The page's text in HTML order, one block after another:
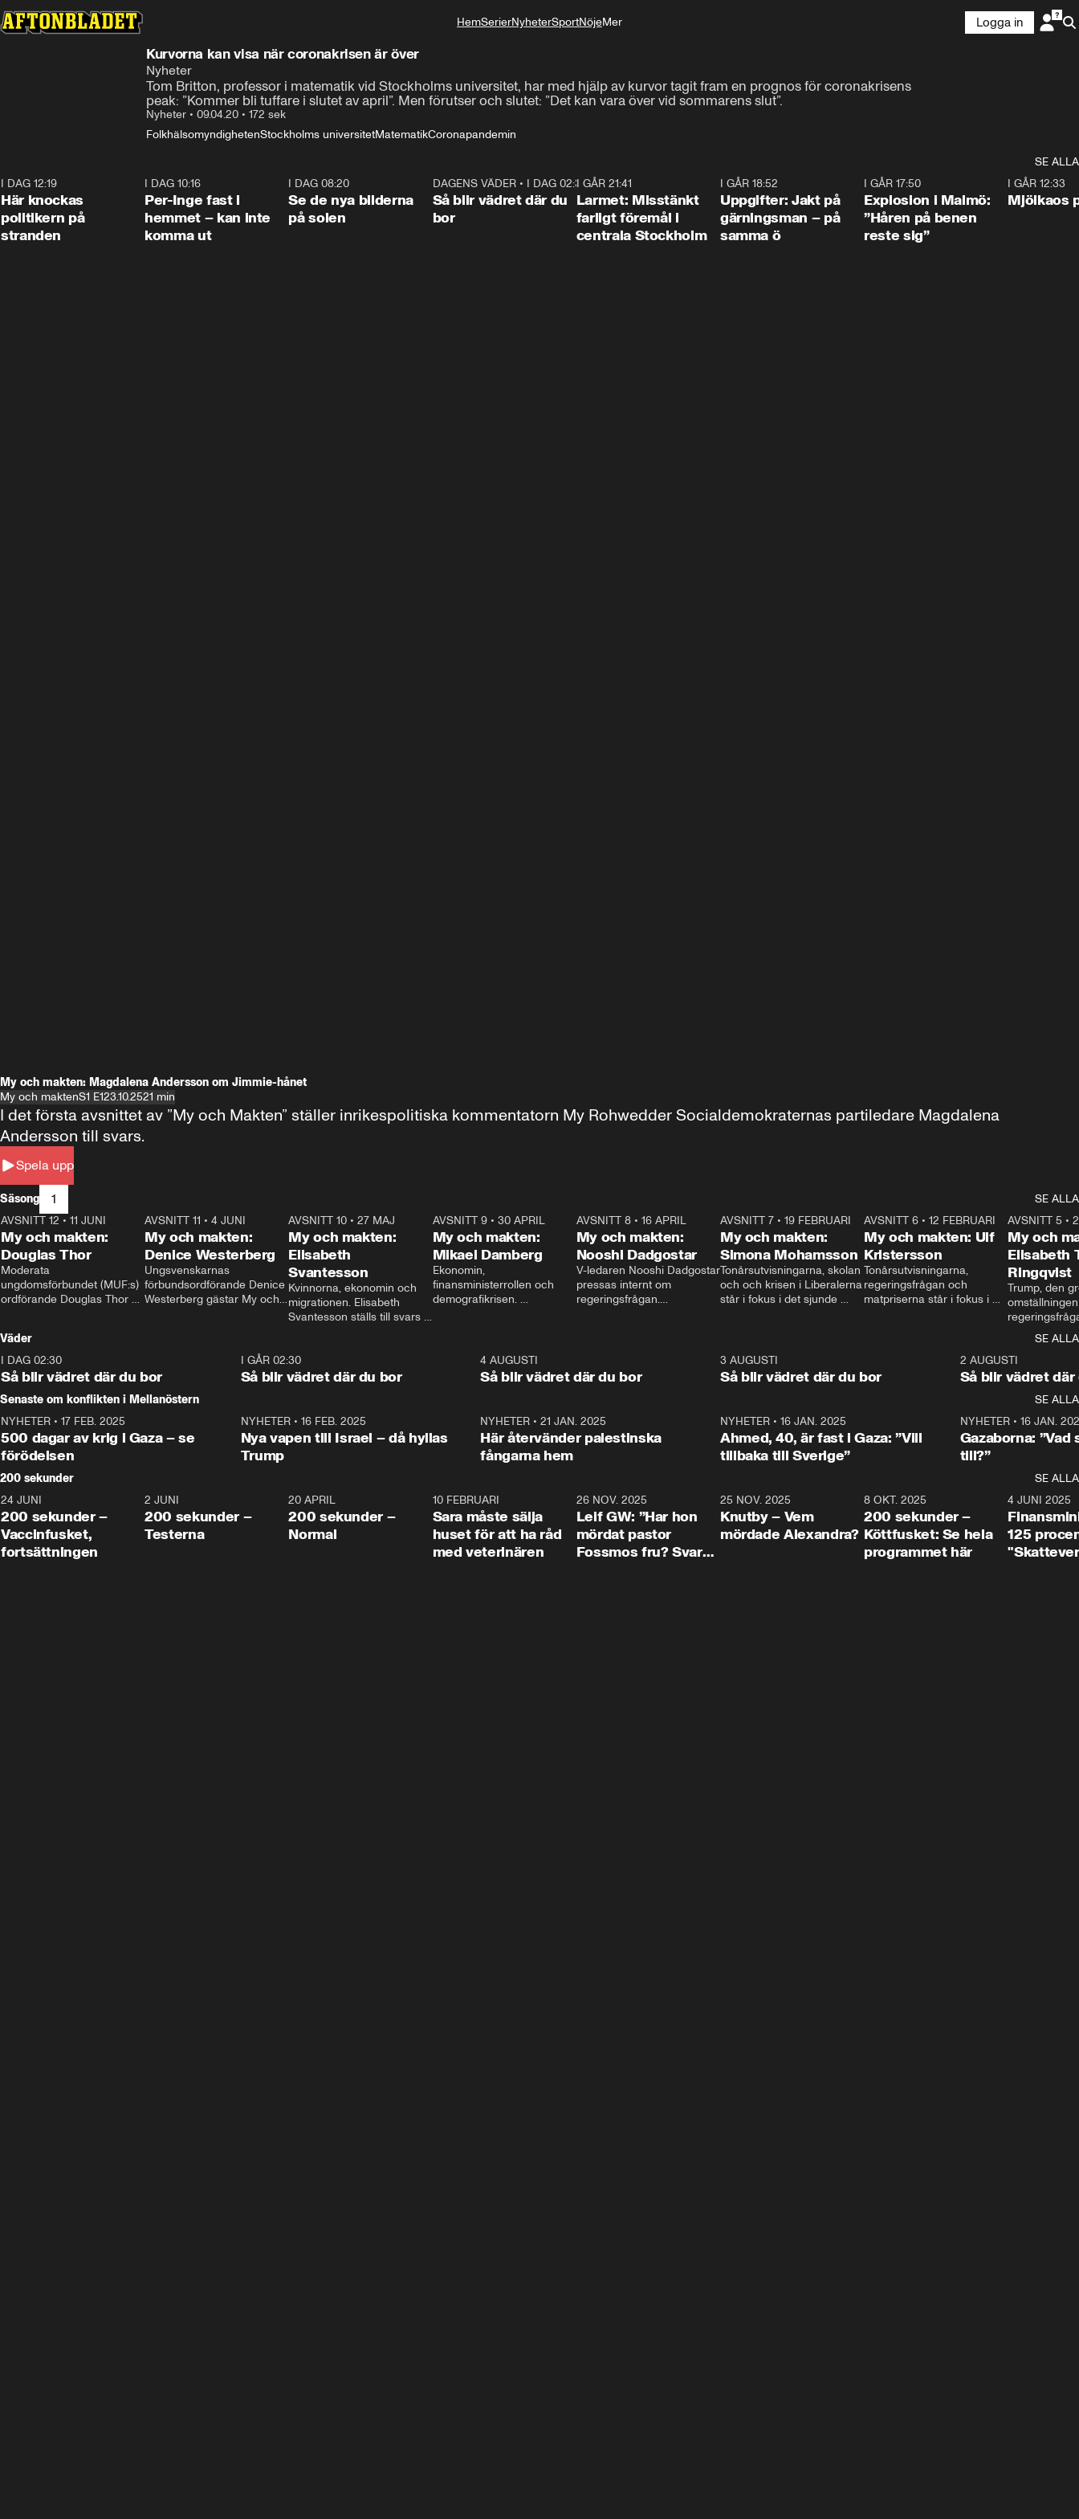
HemSerierNyheterSportNöjeMer
Logga in
Kurvorna kan visa när coronakrisen är över
Nyheter
Tom Britton, professor i matematik vid Stockholms universitet, har med hjälp av kurvor tagit fram en prognos för coronakrisens
peak: ”Kommer bli tuffare i slutet av april”. Men förutser och slutet: ”Det kan vara över vid sommarens slut”.
Nyheter • 09.04.20 • 172 sek
FolkhälsomyndighetenStockholms universitetMatematikCoronapandemin
SE ALLA
I DAG 12:19
Här knockas
politikern på
stranden
I DAG 10:16
Per-Inge fast i
hemmet – kan inte
komma ut
I DAG 08:20
Se de nya bilderna
på solen
1:06
DAGENS VÄDER• I DAG 02:30
Så blir vädret där du
bor
I GÅR 21:41
Larmet: Misstänkt
farligt föremål i
centrala Stockholm
I GÅR 18:52
Uppgifter: Jakt på
gärningsman – på
samma ö
I GÅR 17:50
Explosion i Malmö:
”Håren på benen
reste sig”
I GÅR 12:33
Mjölkaos
My och makten: Magdalena Andersson om Jimmie-hånet
My och maktenS1 E123.10.2521 min
Spela upp
I det första avsnittet av ”My och Makten” ställer inrikespolitiska kommentatorn My Rohwedder Socialdemokraternas partiledare Magdalena
Andersson till svars.
Säsong 1
SE ALLA
26:27
AVSNITT 12 • 11 JUNI
My och makten:
Douglas Thor
Moderata
ungdomsförbundet (MUF:s)
ordförande Douglas Thor
tonårsutvisningarna och hur
Moderaterna ska locka
väljare till valet i höst.
23:40
AVSNITT 11 •4 JUNI
My och makten:
Denice Westerberg
Ungsvenskarnas
förbundsordförande Denice
Westerberg gästar My och
AVSNITT 10 •27 MAJ
My och makten:
Elisabeth
Svantesson
Kvinnorna, ekonomin och
migrationen. Elisabeth
Svantesson ställs till svars
AVSNITT 9• 30 APRIL
My och makten:
Mikael Damberg
Ekonomin,
finansministerrollen och
demografikrisen.
och Makten.
AVSNITT 8• 16 APRIL
My och makten:
Nooshi Dadgostar
V-ledaren Nooshi Dadgostar
pressas internt om
regeringsfrågan.
– Vi ställer upp i val. Ska vi
vara med så sitter vi förstås
24:30
AVSNITT 7• 19 FEBRUARI
My och makten:
Simona Mohamsson
Tonårsutvisningarna, skolan
och och krisen i Liberalerna
står i fokus i det sjunde
kommentator My
Rohwedder ställer
utbildnings- och
Mohamsson till svars.
27:30
AVSNITT 6 •12 FEBRUARI
My och makten: Ulf
Kristersson
Tonårsutvisningarna,
regeringsfrågan och
matpriserna står i fokus i
Rohwedder ställer
statsminister Ulf Kristersson
AVSNITT 5 •
My och
Elisabeth
Ringqvist
Trump, den
centrum i
avsnittet av
Makten”. Se
Aftonbladets
Rohwedder
Thand Ring
Väder
SE ALLA
I DAG 02:30
Så blir vädret där du bor
1:06
I GÅR 02:30
Så blir vädret där du bor
4 AUGUSTI
Så blir vädret där du bor
3 AUGUSTI
Så blir vädret där du bor
2 AUGUSTI
Så blir vädret där
Senaste om konflikten i Mellanöstern
SE ALLA
NYHETER • 17 FEB. 2025
500 dagar av krig i Gaza – se
förödelsen
NYHETER• 16 FEB. 2025
Nya vapen till Israel – då hyllas
Trump
NYHETER •21 JAN. 2025
Här återvänder palestinska
fångarna hem
NYHETER• 16 JAN. 2025
Ahmed, 40, är fast i Gaza: ”Vill
tillbaka till Sverige”
NYHETER• 16 JAN.
Gazaborna:
till?”
200 sekunder
SE ALLA
5:00
24 JUNI
200 sekunder –
Vaccinfusket,
fortsättningen
4:23
2 JUNI
200 sekunder –
Testerna
20 APRIL
200 sekunder –
Normal
10 FEBRUARI
Sara måste sälja
huset för att ha råd
med veterinären
26 NOV. 2025
Leif GW: ”Har hon
mördat pastor
Fossmos fru? Svar
31:05
25 NOV. 2025
Knutby – Vem
mördade Alexandra?
4:29
8 OKT. 2025
200 sekunder –
Köttfusket: Se hela
programmet här
4 JUNI 2025
125